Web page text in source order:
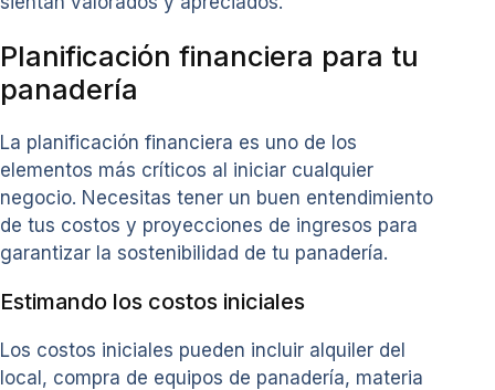
Planificación financiera para tu
panadería
La planificación financiera es uno de los
elementos más críticos al iniciar cualquier
negocio. Necesitas tener un buen entendimiento
de tus costos y proyecciones de ingresos para
garantizar la sostenibilidad de tu panadería.
Estimando los costos iniciales
Los costos iniciales pueden incluir alquiler del
local, compra de equipos de panadería, materia